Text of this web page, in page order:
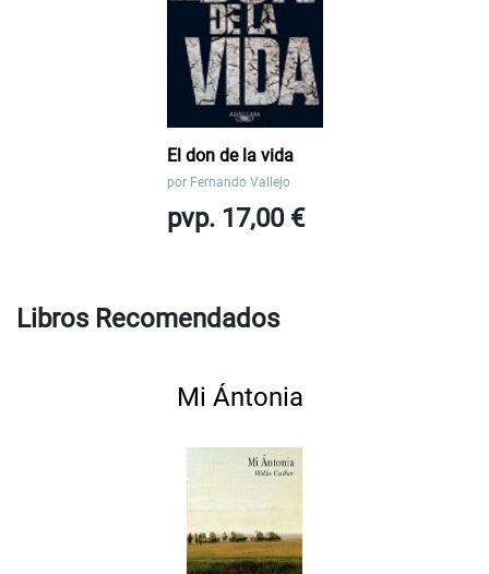
El don de la vida
por Fernando Vallejo
pvp. 17,00 €
Libros Recomendados
Mi Ántonia